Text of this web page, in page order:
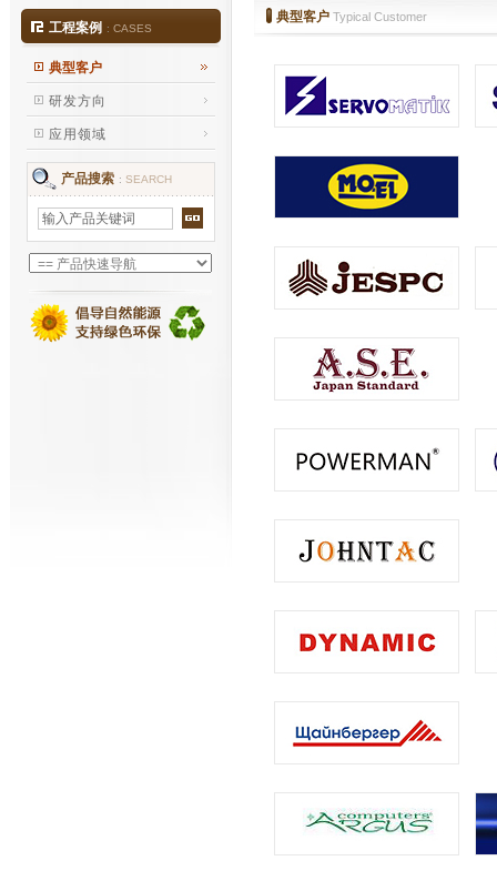
工程案例 : CASES
典型客户
研发方向
应用领域
产品搜索 : SEARCH
典型客户 Typical Customer